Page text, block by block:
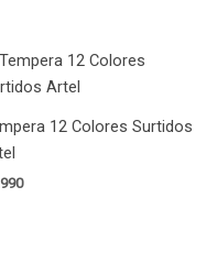
12 Colores Surtidos